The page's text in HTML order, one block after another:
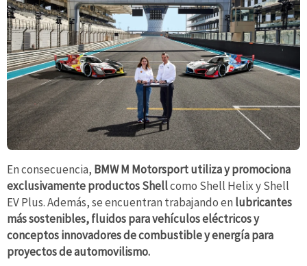
En consecuencia, BMW M Motorsport utiliza y promociona
exclusivamente productos Shellcomo Shell Helix y Shell
EV Plus. Además, se encuentran trabajando en lubricantes
más sostenibles, fluidos para vehículos eléctricos y
conceptos innovadores de combustible y energía para
proyectos de automovilismo.